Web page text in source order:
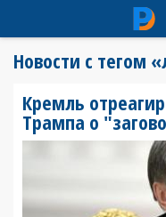
содержанию
Новости с тегом
Кремль
Трампа о